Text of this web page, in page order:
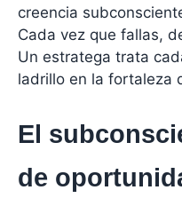
creencia
Cada vez que fallas,
Un estratega trata
ladrillo en la fortaleza
El
de